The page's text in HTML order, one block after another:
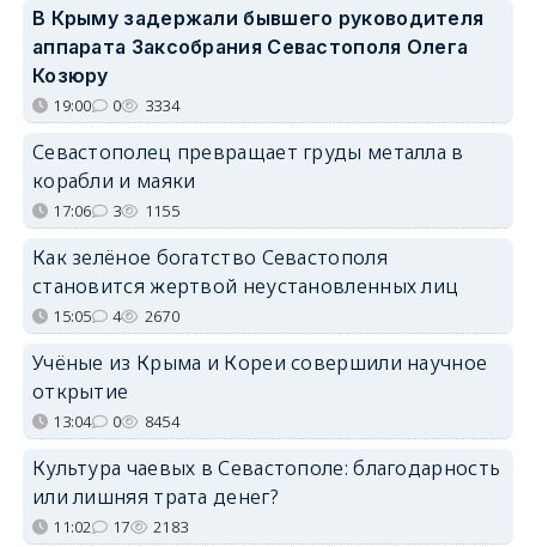
В Крыму задержали бывшего руководителя
аппарата Заксобрания Севастополя Олега
Козюру
19:00 0 3334
Севастополец превращает груды металла в
корабли и маяки
17:06 3 1155
Как зелёное богатство Севастополя
становится жертвой неустановленных лиц
15:05 4 2670
Учёные из Крыма и Кореи совершили научное
открытие
13:04 0 8454
Культура чаевых в Севастополе: благодарность
или лишняя трата денег?
11:02 17 2183